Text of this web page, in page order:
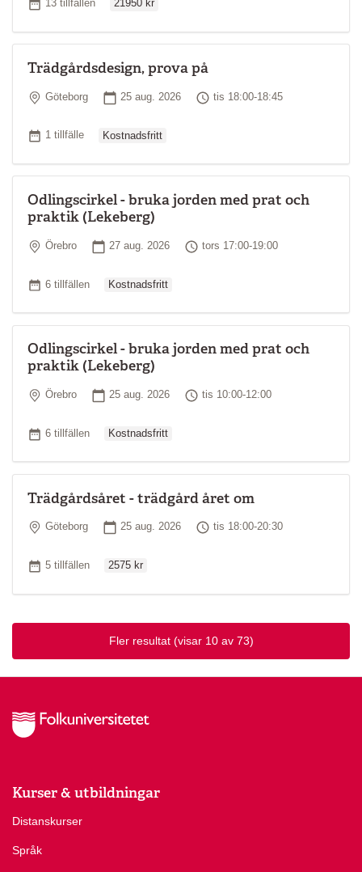
13 tillfällen 21950 kr
Trädgårdsdesign, prova på
Plats
Göteborg Startdatum
25 aug. 2026 Tid
tis 18:00-18:45
Antal tillfällen
1 tillfälle Kostnadsfritt
Odlingscirkel - bruka jorden med prat och
praktik (Lekeberg)
Plats
Örebro Startdatum
27 aug. 2026 Tid
tors 17:00-19:00
Antal tillfällen
6 tillfällen Kostnadsfritt
Odlingscirkel - bruka jorden med prat och
praktik (Lekeberg)
Plats
Örebro Startdatum
25 aug. 2026 Tid
tis 10:00-12:00
Antal tillfällen
6 tillfällen Kostnadsfritt
Trädgårdsåret - trädgård året om
Plats
Göteborg Startdatum
25 aug. 2026 Tid
tis 18:00-20:30
Antal tillfällen
5 tillfällen 2575 kr
Fler resultat (visar 10 av 73)
Kurser & utbildningar
Distanskurser
Språk